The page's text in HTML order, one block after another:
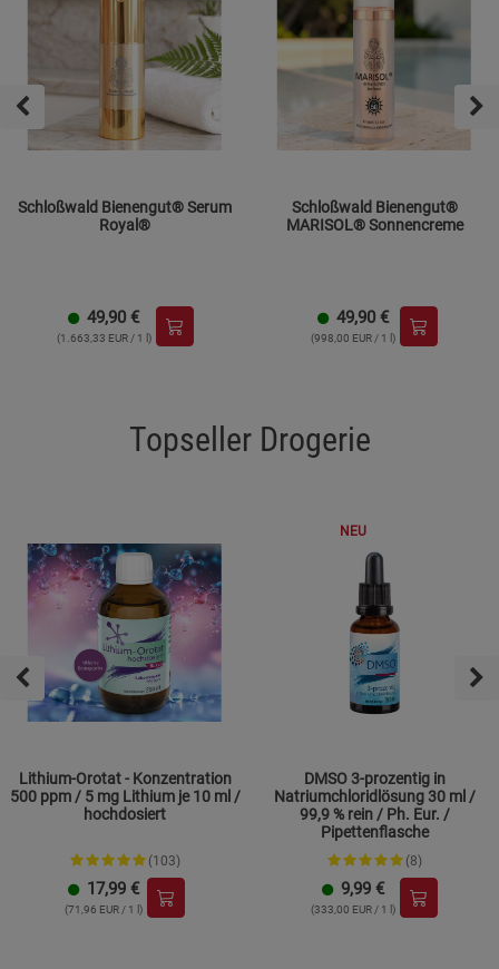
Schloßwald Bienengut® Serum
Royal®
49,90 €
(1.663,33 EUR / 1 l)
Schloßwald Bienengut®
MARISOL® Sonnencreme
49,90 €
(998,00 EUR / 1 l)
Topseller Drogerie
Lithium-Orotat - Konzentration
500 ppm / 5 mg Lithium je 10 ml /
hochdosiert
(103)
17,99 €
(71,96 EUR / 1 l)
NEU
DMSO 3-prozentig in
Natriumchloridlösung 30 ml /
99,9 % rein / Ph. Eur. /
Pipettenflasche
(8)
9,99 €
(333,00 EUR / 1 l)